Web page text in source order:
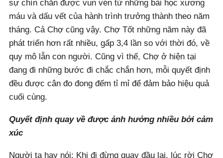
sự chín chắn được vun vén từ những bài học xương
máu và dấu vết của hành trình trưởng thành theo năm
tháng. Cả Chợ cũng vậy. Chợ Tốt những năm này đã
phát triển hơn rất nhiều, gấp 3,4 lần so với thời đó, về
quy mô lẫn con người. Cũng vì thế, Chợ ở hiện tại
đang đi những bước đi chắc chắn hơn, mỗi quyết định
đều được cân đo đong đếm tỉ mỉ để đảm bảo hiệu quả
cuối cùng.
Quyết định quay về được ảnh hưởng nhiều bởi cảm
xúc
Người ta hay nói: Khi đi đừng quay đầu lại, lúc rời Chợ